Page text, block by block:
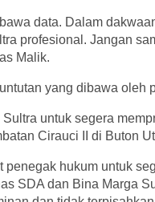
data. Dalam
profesional. Jangan
Malik.
yang dibawa oleh
untuk segera
Cirauci II di Buton
penegak hukum untuk
SDA dan Bina Marga